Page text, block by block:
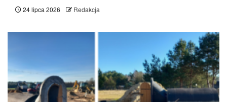
24 lipca 2026 Redakcja